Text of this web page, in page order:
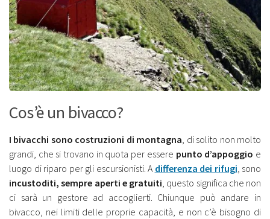
Cos’è un bivacco?
I bivacchi sono costruzioni di montagna , di solito non molto
grandi, che si trovano in quota per essere punto d’appoggio e
luogo di riparo per gli escursionisti. A differenza dei rifugi , sono
incustoditi, sempre aperti e gratuiti , questo significa che non
ci sarà un gestore ad accoglierti. Chiunque può andare in
bivacco, nei limiti delle proprie capacità, e non c’è bisogno di